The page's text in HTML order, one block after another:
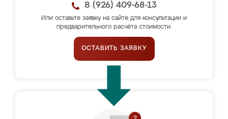
8 (926) 409-68-13
Или оставьте заявку на сайте для консультации и
предварительного расчёта стоимости.
ОСТАВИТЬ ЗАЯВКУ